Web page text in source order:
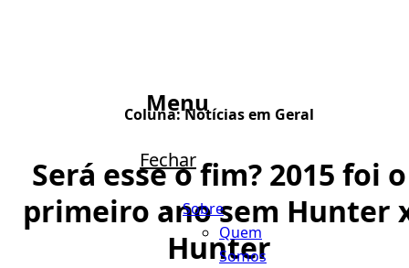
Menu
Fechar
Sobre
Quem
Somos
Coluna:Notícias em Geral
Será esse o fim? 2015 foi o
primeiro ano sem Hunter
Hunter